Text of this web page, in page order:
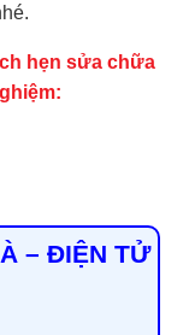
hẹn sửa chữa
– ĐIỆN TỬ